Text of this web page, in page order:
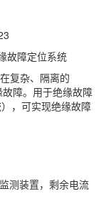
故障定位系统
复杂、隔离的
障。用于绝缘故障
，可实现绝缘故障
测装置，剩余电流